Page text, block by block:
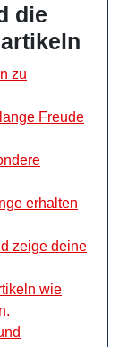
die
zu
Freude
erhalten
zeige deine
wie